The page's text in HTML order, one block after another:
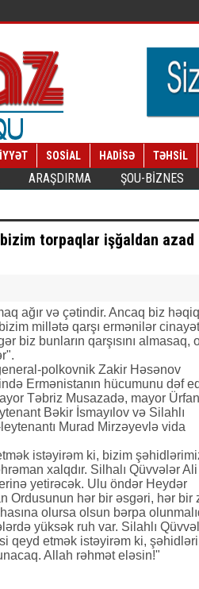
SOSİAL HADİSƏ TƏHSİL
ARAŞDIRMA ŞOU-BİZNES
torpaqlar işğaldan azad
ağır və çətindir. Ancaq biz
millətə qarşı ermənilər
biz bunların qarşısını almasaq,
polkovnik Zakir Həsənov
Ermənistanın hücumunu dəf
Təbriz Musazadə, mayor Ürfan
Bəkir İsmayılov və Silahlı
Murad Mirzəyevlə vida
istəyirəm ki, bizim
xalqdır. Silhalı Qüvvələr
yetirəcək. Ulu öndər Heydər
Ordusunun hər bir əsgəri, hər bir
olursa olsun bərpa
yüksək ruh var. Silahlı
qeyd etmək istəyirəm ki,
Allah rəhmət eləsin!"